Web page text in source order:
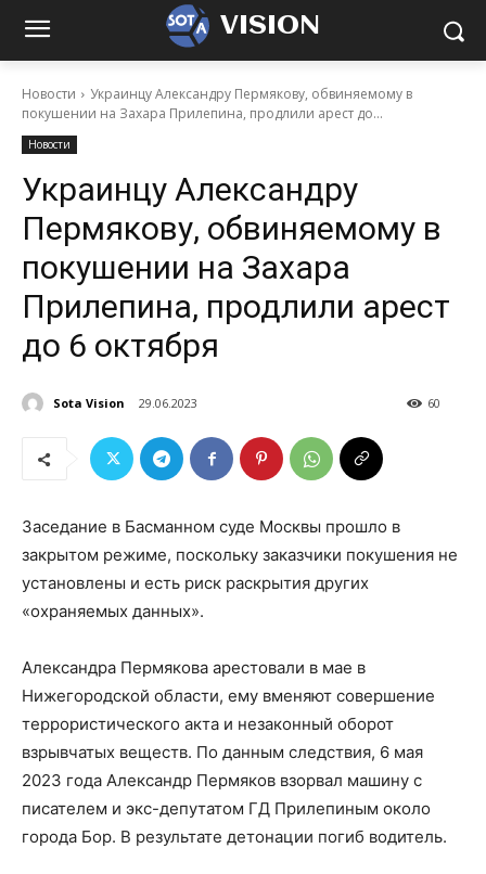
VISION
Новости
Украинцу Александру Пермякову, обвиняемому в
покушении на Захара Прилепина, продлили арест до...
Новости
Украинцу Александру
Пермякову, обвиняемому в
покушении на Захара
Прилепина, продлили арест
до 6 октября
Sota Vision 29.06.2023 60
Заседание в Басманном суде Москвы прошло в
закрытом режиме, поскольку заказчики покушения не
установлены и есть риск раскрытия других
«охраняемых данных».
Александра Пермякова арестовали в мае в
Нижегородской области, ему вменяют совершение
террористического акта и незаконный оборот
взрывчатых веществ. По данным следствия, 6 мая
2023 года Александр Пермяков взорвал машину с
писателем и экс-депутатом ГД Прилепиным около
города Бор. В результате детонации погиб водитель.